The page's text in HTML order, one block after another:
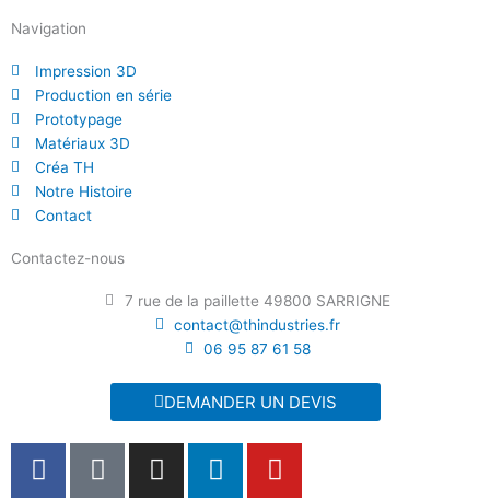
Navigation
Impression 3D
Production en série
Prototypage
Matériaux 3D
Créa TH
Notre Histoire
Contact
Contactez-nous
7 rue de la paillette 49800 SARRIGNE
contact@thindustries.fr
06 95 87 61 58
DEMANDER UN DEVIS
F
a
T
i
I
n
L
i
Y
o